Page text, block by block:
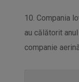
10. Compania
au călătorit
companie